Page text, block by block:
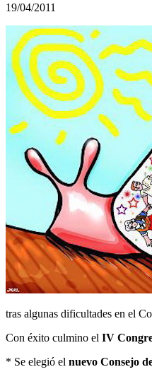
19/04/2011
tras algunas dificultades en el
Con éxito culmino el IV
* Se elegió el nuevo Consejo